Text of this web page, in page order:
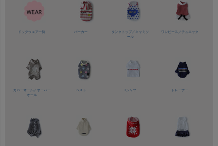
ドッグウェア一覧 パーカー タンクトップ／ キャミソ
ール
ワンピース／チュニック
カバーオール／ オーバー
オール
ベスト Tシャツ トレーナー